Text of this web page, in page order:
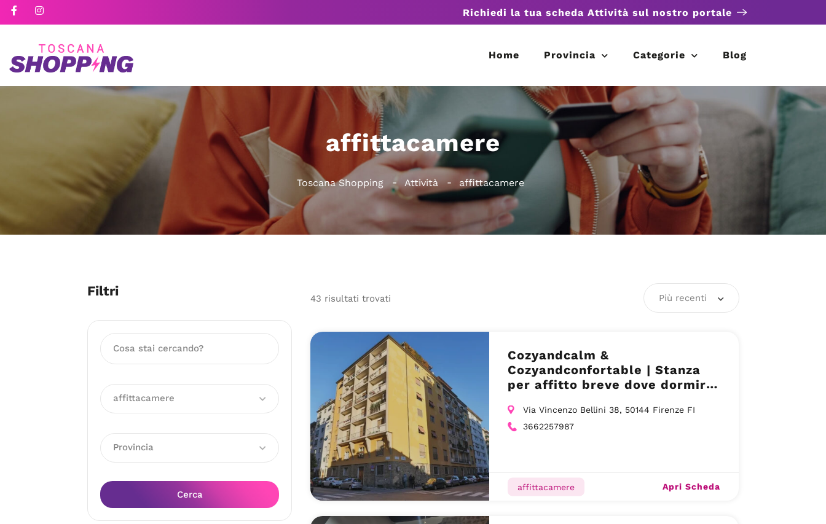
Richiedi la tua scheda Attività sul nostro portale
Home Provincia Categorie Blog
affittacamere
Toscana Shopping Attività affittacamere
Filtri
affittacamere
Provincia
Cerca
43 risultati trovati Più recenti
Cozyandcalm &
Cozyandconfortable | Stanza
per affitto breve dove dormire
Via Vincenzo Bellini 38, 50144 Firenze FI
3662257987
affittacamere Apri Scheda